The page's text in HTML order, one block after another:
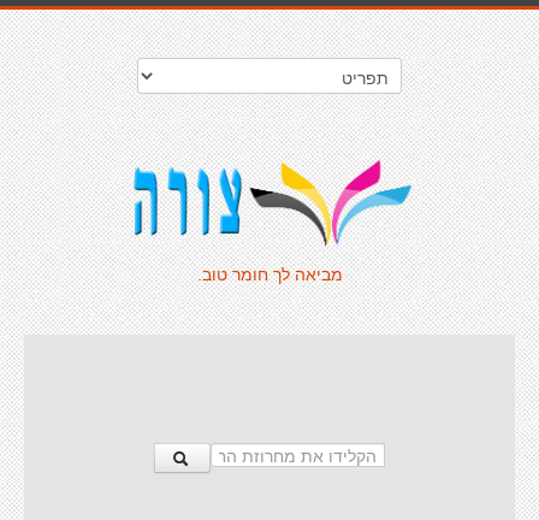
מביאה לך חומר טוב.